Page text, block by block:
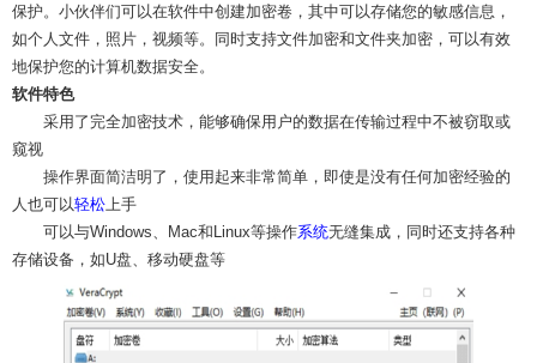
保护。小伙伴们可以在软件中创建加密卷，其中可以存储您的敏感信息，
如个人文件，照片，视频等。同时支持文件加密和文件夹加密，可以有效
地保护您的计算机数据安全。
软件特色
采用了完全加密技术，能够确保用户的数据在传输过程中不被窃取或
窥视
操作界面简洁明了，使用起来非常简单，即使是没有任何加密经验的
人也可以轻松 上手
可以与Windows、Mac和Linux等操作系统无缝集成，同时还支持各种
存储设备，如U盘、移动硬盘等